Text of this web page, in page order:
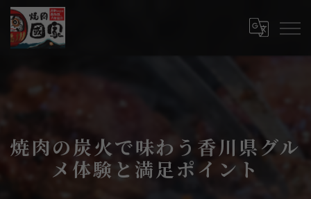
焼肉の炭火で味わう香川県グル
メ体験と満足ポイント